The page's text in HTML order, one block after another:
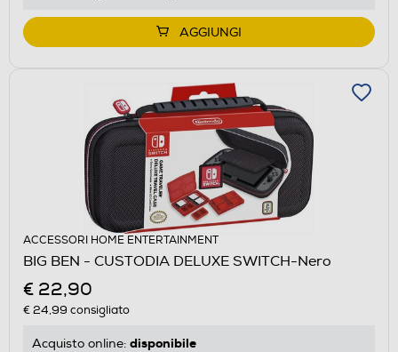
AGGIUNGI
ACCESSORI HOME ENTERTAINMENT
BIG BEN - CUSTODIA DELUXE SWITCH-Nero
€ 22,90
€ 24,99 consigliato
Acquisto online: disponibile